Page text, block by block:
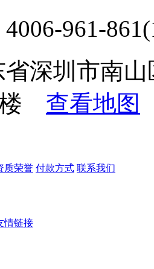
961-
深圳市南
楼 查看地图
质荣誉 付款方式 联系我们
情链接